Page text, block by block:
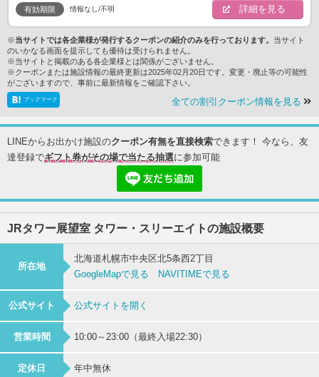
有効期限 情報なし/不明 詳細を見る
※当サイトでは各企業様が発行するクーポンの紹介のみを行っております。 当サイト
のいかなる画面を提示しても優待は受けられません。
※当サイトと掲載のある各企業様とは関係がございません。
※クーポンまたは施設情報の最終更新は2025年02月20日です。変更・廃止等の可能性
がございますので、事前に最新情報をご確認下さい。
ブックマーク 全ての割引クーポン情報を見る
LINEからお出かけ施設のクーポン有無を直接検索できます！ 今なら、友
達登録でギフト券がその場で当たる抽選に参加可能
JRタワー展望室 タワー・スリーエイトの施設概要
所在地
北海道札幌市中央区北5条西2丁目
GoogleMapで見る
NAVITIMEで見る
公式サイト 公式サイトを開く
営業時間 10:00～23:00（最終入場22:30）
定休日 年中無休